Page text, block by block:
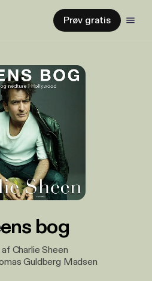
Prøv gratis
bog
Charlie Sheen
Guldberg Madsen